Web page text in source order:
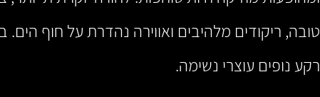
טובה, ריקודים מלהיבים ואווירה נהדרת על חוף
רקע נופים עוצרי נשימה.